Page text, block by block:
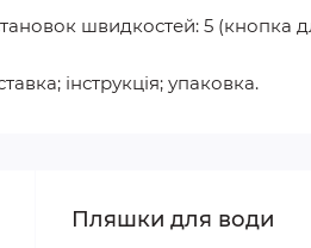
швидкостей: 5 (кнопка
інструкція; упаковка.
Пляшки для води